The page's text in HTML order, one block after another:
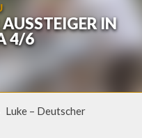
IN
4/6
Luke – Deutscher